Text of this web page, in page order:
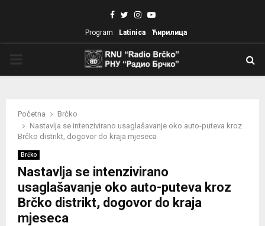
Facebook
TwitterInstagram
Youtube
Program Latinica Ћирилица
Početna
Brčko
Nastavlja se intenzivirano usaglašavanje oko auto-puteva kroz
Brčko distrikt, dogovor do kraja mjeseca
Brčko
Nastavlja se intenzivirano
usaglašavanje oko auto-puteva kroz
Brčko distrikt, dogovor do kraja
mjeseca